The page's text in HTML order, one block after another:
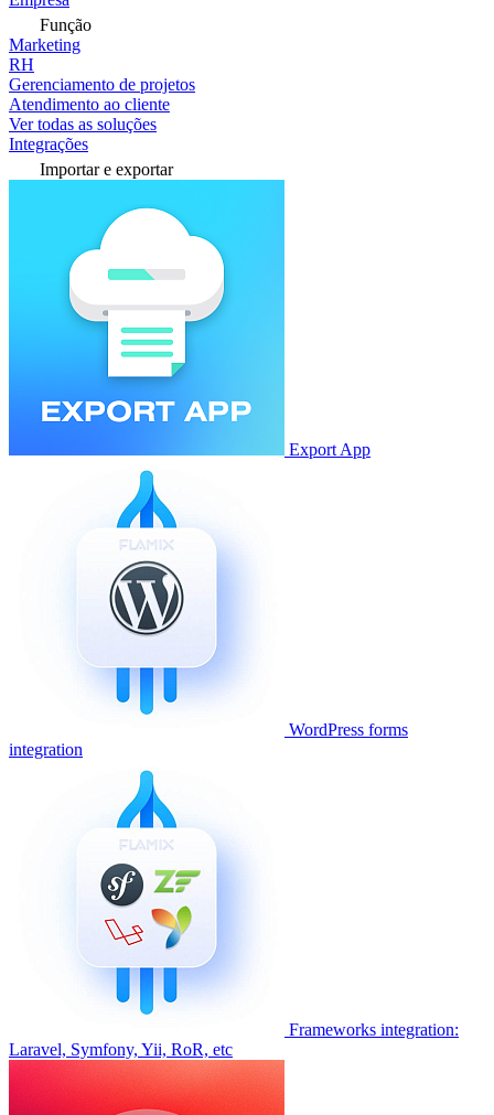
Função
Marketing
RH
Gerenciamento de projetos
Atendimento ao cliente
Ver todas as soluções
Integrações
Importar e exportar
Export App
WordPress forms
integration
Frameworks integration:
Laravel, Symfony, Yii, RoR, etc